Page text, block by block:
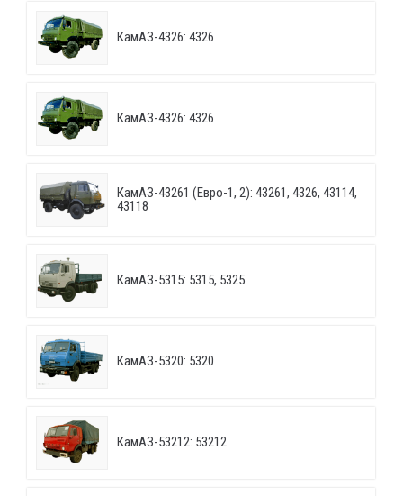
КамАЗ-4326: 4326
КамАЗ-4326: 4326
КамАЗ-43261 (Евро-1, 2): 43261, 4326, 43114,
43118
КамАЗ-5315: 5315, 5325
КамАЗ-5320: 5320
КамАЗ-53212: 53212